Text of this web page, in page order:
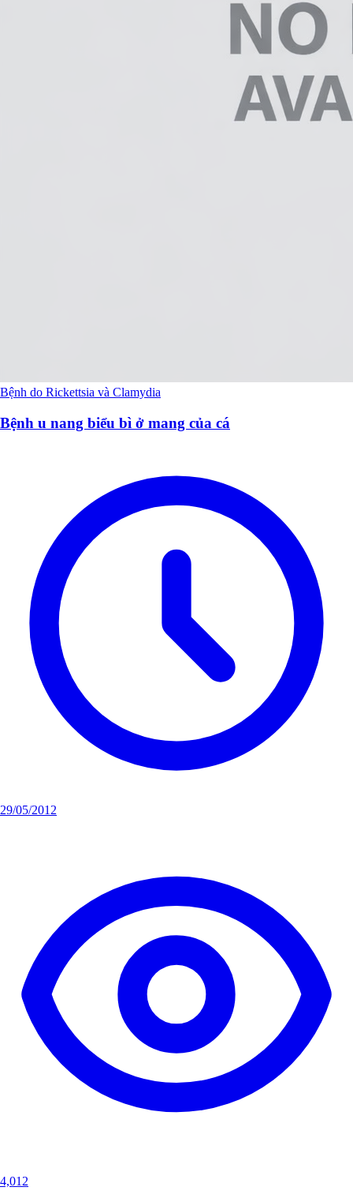
Bệnh do Rickettsia và Clamydia
Bệnh u nang biểu bì ở mang của cá
29/05/2012
4,012